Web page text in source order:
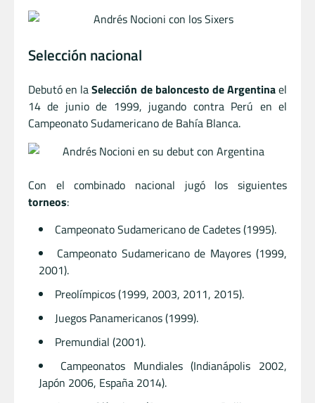
Selección nacional
Debutó en laSelección de baloncesto de Argentinael
14 de junio de 1999, jugando contra Perú en el
Campeonato Sudamericano de Bahía Blanca.
Con el combinado nacional jugó los siguientes
torneos:
Campeonato Sudamericano de Cadetes (1995).
Campeonato Sudamericano de Mayores (1999,
2001).
Preolímpicos (1999, 2003, 2011, 2015).
Juegos Panamericanos (1999).
Premundial (2001).
Campeonatos Mundiales (Indianápolis 2002,
Japón 2006, España 2014).